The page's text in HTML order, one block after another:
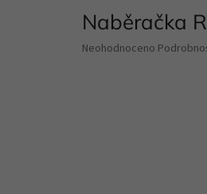
Naběračka
Průměrné
Neohodnoceno